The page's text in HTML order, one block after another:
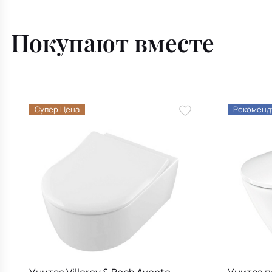
Покупают вместе
Супер Цена